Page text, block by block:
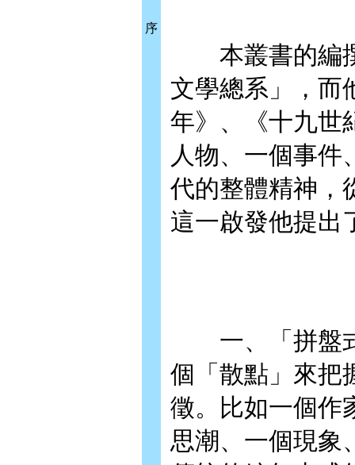
序
本叢書的編撰
文學總系」，而
年》、《十九世
人物、一個事件
代的整體精神，
這一啟發他提出
一、「拼盤式
個「散點」來把
徵。比如一個作
思潮、一個現象